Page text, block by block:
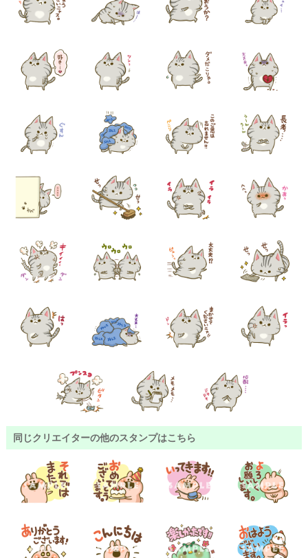
同じクリエイターの他のスタンプはこちら